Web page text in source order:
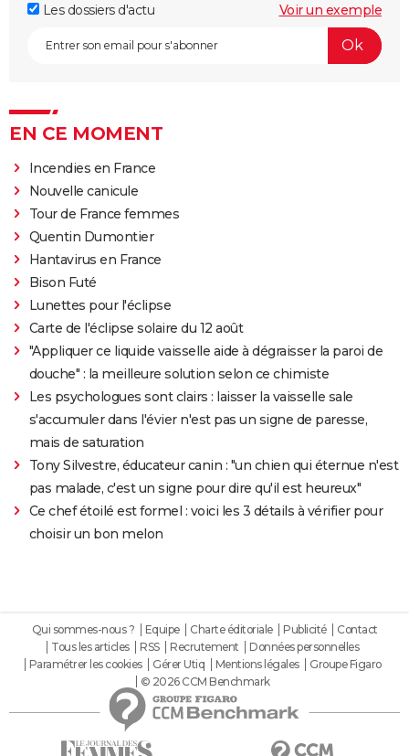
Les dossiers d'actu
Voir un exemple
EN CE MOMENT
Incendies en France
Nouvelle canicule
Tour de France femmes
Quentin Dumontier
Hantavirus en France
Bison Futé
Lunettes pour l'éclipse
Carte de l'éclipse solaire du 12 août
"Appliquer ce liquide vaisselle aide à dégraisser la paroi de
douche" : la meilleure solution selon ce chimiste
Les psychologues sont clairs : laisser la vaisselle sale
s'accumuler dans l'évier n'est pas un signe de paresse,
mais de saturation
Tony Silvestre, éducateur canin : "un chien qui éternue n'est
pas malade, c'est un signe pour dire qu'il est heureux"
Ce chef étoilé est formel : voici les 3 détails à vérifier pour
choisir un bon melon
Qui sommes-nous ? Equipe Charte éditoriale Publicité
Contact
Tous les articles
RSS Recrutement
Données personnelles
Paramétrer les cookies
Gérer Utiq Mentions légales
Groupe Figaro
© 2026 CCM Benchmark